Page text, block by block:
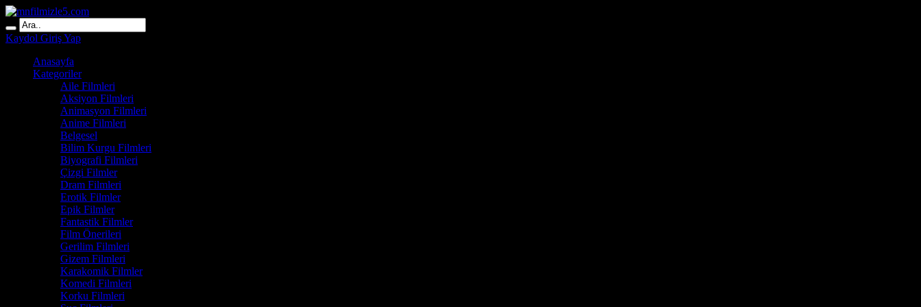
Kaydol Giriş Yap
Anasayfa
Kategoriler
Aile Filmleri
Aksiyon Filmleri
Animasyon Filmleri
Anime Filmleri
Belgesel
Bilim Kurgu Filmleri
Biyografi Filmleri
Çizgi Filmler
Dram Filmleri
Erotik Filmler
Epik Filmler
Fantastik Filmler
Film Önerileri
Gerilim Filmleri
Gizem Filmleri
Karakomik Filmler
Komedi Filmleri
Korku Filmleri